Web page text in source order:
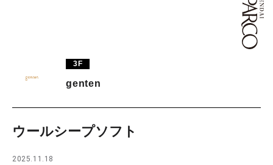
TAX FREE
日本語
3F
genten
ウールシープソフト
2025.11.18